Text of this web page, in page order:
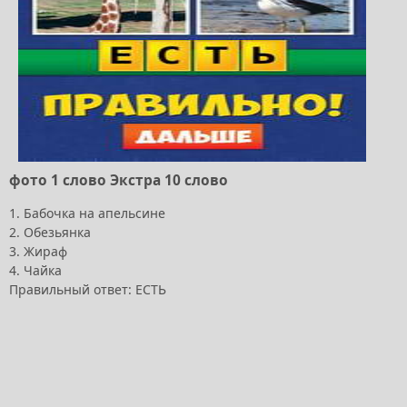
фото 1 слово Экстра 10 слово
1. Бабочка на апельсине
2. Обезьянка
3. Жираф
4. Чайка
Правильный ответ: ЕСТЬ